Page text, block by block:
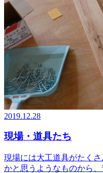
2019.12.28
現場・道具たち
現場には大工道具がたく
かと思うようなものから